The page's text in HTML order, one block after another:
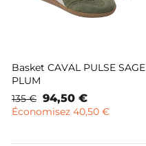
Basket CAVAL PULSE SAGE
PLUM
Prix
normal
135 € Prix
remisé
94,50 €
Économisez 40,50 €